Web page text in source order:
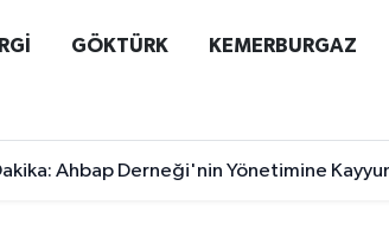
GÖKTÜRK KEMERBURGAZ
Ahbap Derneği'nin Yönetimine